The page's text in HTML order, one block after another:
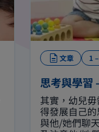
文章 1
思考與學習
其實，幼兒
得發展自己
與他/她們聊